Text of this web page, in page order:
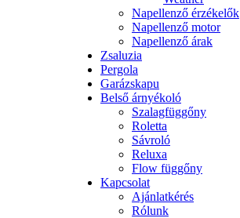
Napellenző érzékelők
Napellenző motor
Napellenző árak
Zsaluzia
Pergola
Garázskapu
Belső árnyékoló
Szalagfüggőny
Roletta
Sávroló
Reluxa
Flow függőny
Kapcsolat
Ajánlatkérés
Rólunk